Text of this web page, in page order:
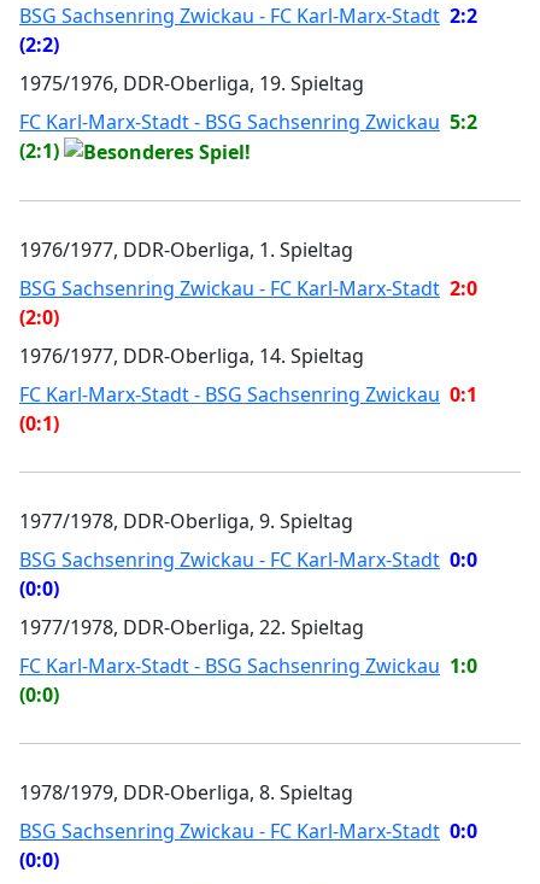
BSG Sachsenring Zwickau - FC Karl-Marx-Stadt 2:2
(2:2)
1975/1976, DDR-Oberliga, 19. Spieltag
FC Karl-Marx-Stadt - BSG Sachsenring Zwickau 5:2
(2:1)
1976/1977, DDR-Oberliga, 1. Spieltag
BSG Sachsenring Zwickau - FC Karl-Marx-Stadt 2:0
(2:0)
1976/1977, DDR-Oberliga, 14. Spieltag
FC Karl-Marx-Stadt - BSG Sachsenring Zwickau 0:1
(0:1)
1977/1978, DDR-Oberliga, 9. Spieltag
BSG Sachsenring Zwickau - FC Karl-Marx-Stadt 0:0
(0:0)
1977/1978, DDR-Oberliga, 22. Spieltag
FC Karl-Marx-Stadt - BSG Sachsenring Zwickau 1:0
(0:0)
1978/1979, DDR-Oberliga, 8. Spieltag
BSG Sachsenring Zwickau - FC Karl-Marx-Stadt 0:0
(0:0)